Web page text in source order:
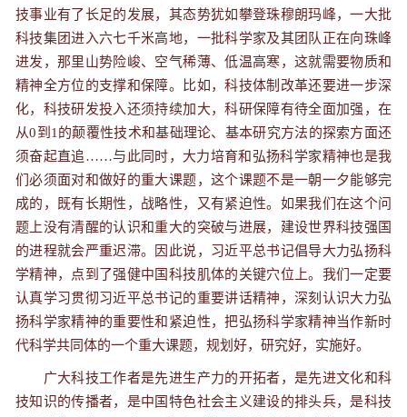
技事业有了长足的发展，其态势犹如攀登珠穆朗玛峰，一大批
科技集团进入六七千米高地，一批科学家及其团队正在向珠峰
进发，那里山势险峻、空气稀薄、低温高寒，这就需要物质和
精神全方位的支撑和保障。比如，科技体制改革还要进一步深
化，科技研发投入还须持续加大，科研保障有待全面加强，在
从0到1的颠覆性技术和基础理论、基本研究方法的探索方面还
须奋起直追……与此同时，大力培育和弘扬科学家精神也是我
们必须面对和做好的重大课题，这个课题不是一朝一夕能够完
成的，既有长期性，战略性，又有紧迫性。如果我们在这个问
题上没有清醒的认识和重大的突破与进展，建设世界科技强国
的进程就会严重迟滞。因此说，习近平总书记倡导大力弘扬科
学精神，点到了强健中国科技肌体的关键穴位上。我们一定要
认真学习贯彻习近平总书记的重要讲话精神，深刻认识大力弘
扬科学家精神的重要性和紧迫性，把弘扬科学家精神当作新时
代科学共同体的一个重大课题，规划好，研究好，实施好。
广大科技工作者是先进生产力的开拓者，是先进文化和科
技知识的传播者，是中国特色社会主义建设的排头兵，是科技